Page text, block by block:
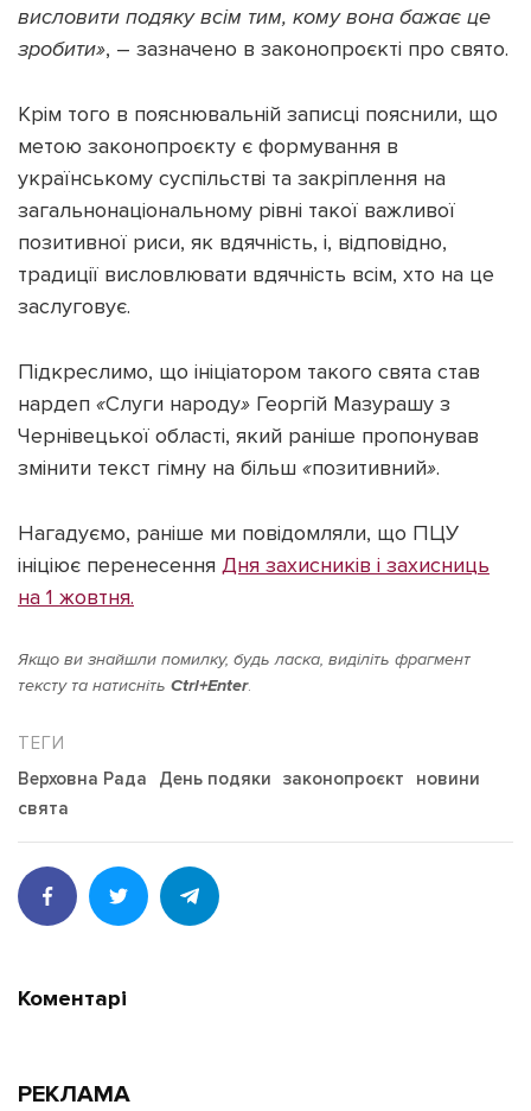
висловити подяку всім тим, кому вона бажає це
зробити», – зазначено в законопроєкті про свято.
Крім того в пояснювальній записці пояснили, що
метою законопроєкту є формування в
українському суспільстві та закріплення на
загальнонаціональному рівні такої важливої
позитивної риси, як вдячність, і, відповідно,
традиції висловлювати вдячність всім, хто на це
заслуговує.
Підкреслимо, що ініціатором такого свята став
нардеп «Слуги народу» Георгій Мазурашу з
Чернівецької області, який раніше пропонував
змінити текст гімну на більш «позитивний».
Нагадуємо, раніше ми повідомляли, що ПЦУ
ініціює перенесення Дня захисників і захисниць
на 1 жовтня.
Якщо ви знайшли помилку, будь ласка, виділіть фрагмент
тексту та натисніть Ctrl+Enter.
Верховна Рада День подяки законопроєкт
новини
свята
Коментарі
РЕКЛАМА